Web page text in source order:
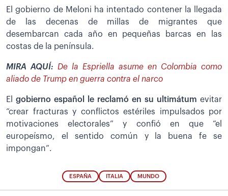
El gobierno de Meloni ha intentado contener la llegada
de las decenas de millas de migrantes que
desembarcan cada año en pequeñas barcas en las
costas de la península.
MIRA AQUÍ: De la Espriella asume en Colombia como
aliado de Trump en guerra contra el narco
El gobierno español le reclamó en su ultimátum evitar
“crear fracturas y conflictos estériles impulsados por
motivaciones electorales” y confió en que “el
europeísmo, el sentido común y la buena fe se
impongan”.
ESPAÑA ITALIA MUNDO